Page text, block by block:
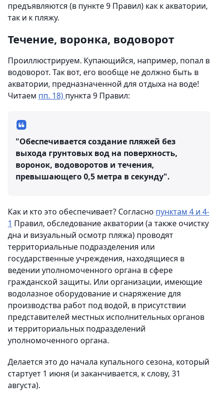
предъявляются (в пункте 9 Правил) как к акватории,
так и к пляжу.
Течение, воронка, водоворот
Проиллюстрируем. Купающийся, например, попал в
водоворот. Так вот, его вообще не должно быть в
акватории, предназначенной для отдыха на воде!
Читаем пп. 18) пункта 9 Правил:
"Обеспечивается создание пляжей без
выхода грунтовых вод на поверхность,
воронок, водоворотов и течения,
превышающего 0,5 метра в секунду".
Как и кто это обеспечивает? Согласно пунктам 4 и 4-
1 Правил, обследование акватории (а также очистку
дна и визуальный осмотр пляжа) проводят
территориальные подразделения или
государственные учреждения, находящиеся в
ведении уполномоченного органа в сфере
гражданской защиты. Или организации, имеющие
водолазное оборудование и снаряжение для
производства работ под водой, в присутствии
представителей местных исполнительных органов
и территориальных подразделений
уполномоченного органа.
Делается это до начала купального сезона, который
стартует 1 июня (и заканчивается, к слову, 31
августа).